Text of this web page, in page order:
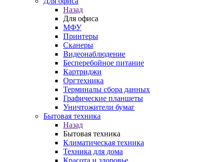
Назад
Для офиса
МФУ
Принтеры
Сканеры
Видеонаблюдение
Бесперебойное питание
Картриджи
Оргтехника
Терминалы сбора данных
Графические планшеты
Уничтожители бумаг
Бытовая техника
Назад
Бытовая техника
Климатическая техника
Техника для дома
Красота и здоровье